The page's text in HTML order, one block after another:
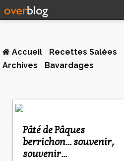
Accueil Recettes Salées
Archives
Bavardages
Pâté de Pâques
berrichon... souvenir,
souvenir...